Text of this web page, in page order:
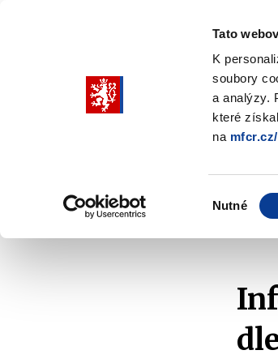
Tato
K
soubory
a analýzy.
které
na
Nutné
submenu